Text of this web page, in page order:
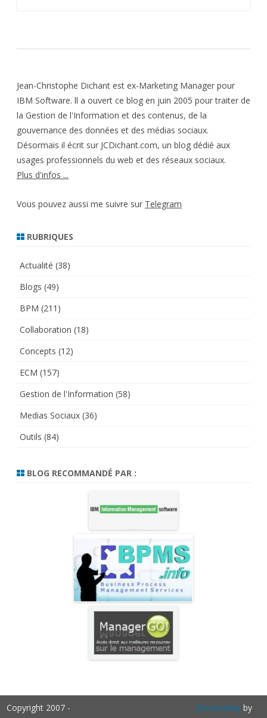
Jean-Christophe Dichant est ex-Marketing Manager pour
IBM Software. ll a ouvert ce blog en juin 2005 pour traiter de
la Gestion de l'Information et des contenus, de la
gouvernance des données et des médias sociaux.
Désormais il écrit sur JCDichant.com, un blog dédié aux
usages professionnels du web et des réseaux sociaux.
Plus d'infos ...
Vous pouvez aussi me suivre sur Telegram
RUBRIQUES
Actualité (38)
Blogs (49)
BPM (211)
Collaboration (18)
Concepts (12)
ECM (157)
Gestion de l'Information (58)
Medias Sociaux (36)
Outils (84)
BLOG RECOMMANDÉ PAR :
Copyright 2007 - ZeroGravityby